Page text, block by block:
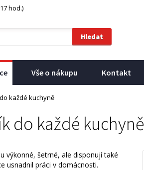
hod.)
Vše o nákupu Kontakt
každé kuchyně
do každé kuchyně
výkonné, šetrné, ale disponují také
usnadnil práci v domácnosti.